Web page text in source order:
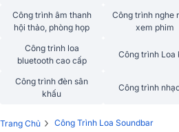
Công trình âm thanh
hội thảo, phòng họp
Công trình nghe
xem phim
Công trình loa
bluetooth cao cấp
Công trình Loa
Công trình đèn sân
khấu
Công trình
Trang Chủ › Công Trình Loa Soundbar